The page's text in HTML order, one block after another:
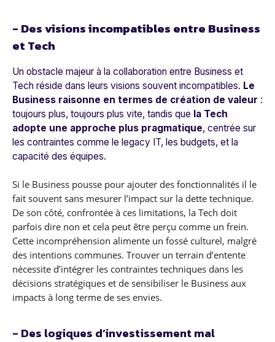
- Des visions incompatibles entre Business
et Tech
Un obstacle majeur à la collaboration entre Business et
Tech réside dans leurs visions souvent incompatibles. Le
Business raisonne en termes de création de valeur :
toujours plus, toujours plus vite, tandis que la Tech
adopte une approche plus pragmatique, centrée sur
les contraintes comme le legacy IT, les budgets, et la
capacité des équipes.
Si le Business pousse pour ajouter des fonctionnalités il le
fait souvent sans mesurer l’impact sur la dette technique.
De son côté, confrontée à ces limitations, la Tech doit
parfois dire non et cela peut être perçu comme un frein.
Cette incompréhension alimente un fossé culturel, malgré
des intentions communes. Trouver un terrain d’entente
nécessite d’intégrer les contraintes techniques dans les
décisions stratégiques et de sensibiliser le Business aux
impacts à long terme de ses envies.
- Des logiques d’investissement mal